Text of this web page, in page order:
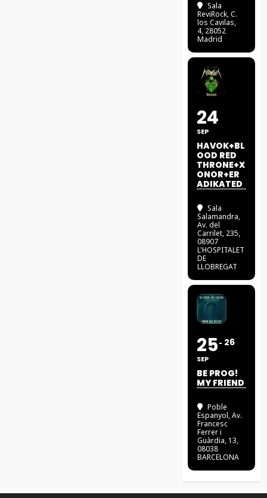
Sala
ReviRock, C.
los Cavilas,
4, 28052
Madrid
24
SEP
HAVOK+BL
OOD RED
THRONE+X
ONOR+ER
ADIKATED
Sala
Salamandra,
Av. del
Carrilet, 235,
08907
L'HOSPITALET
DE
LLOBREGAT
25
SEP
26
BE PROG!
MY FRIEND
Poble
Espanyol, Av.
Francesc
Ferrer i
Guàrdia, 13,
08038
BARCELONA